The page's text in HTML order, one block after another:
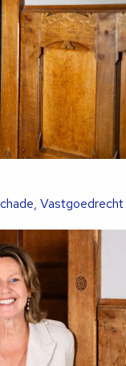
Vastgoedrecht